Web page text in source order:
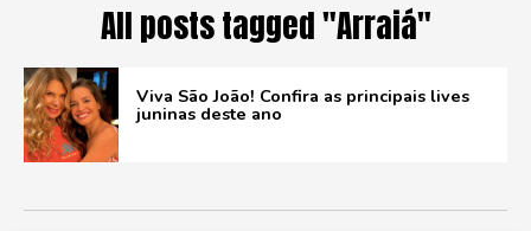
All posts tagged "Arraiá"
Viva São João! Confira as principais lives
juninas deste ano